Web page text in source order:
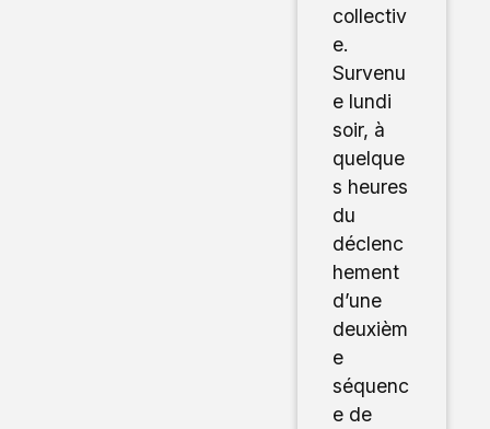
collectiv
e.
Survenu
e lundi
soir, à
quelque
s heures
du
déclenc
hement
d’une
deuxièm
e
séquenc
e de